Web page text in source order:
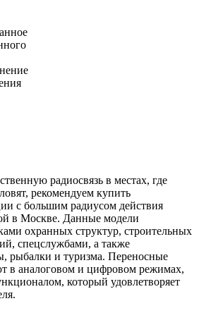
радиосвязь в местах, где
рекомендуем купить
с большим радиусом действия
в Москве. Данные модели
охранных структур, строительных
спецслужбами, а также
рыбалки и туризма. Переносные
в аналоговом и цифровом режимах,
который удовлетворяет